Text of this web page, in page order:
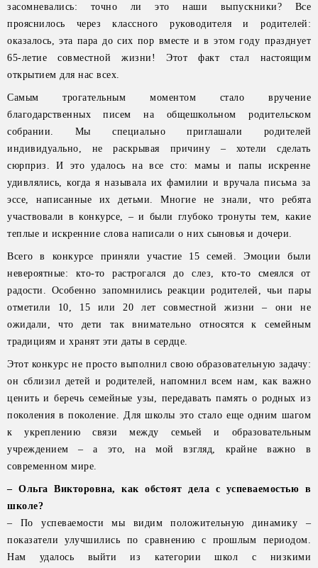
засомневались: точно ли это наши выпускники? Все
прояснилось через классного руководителя и родителей:
оказалось, эта пара до сих пор вместе и в этом году празднует
65-летие совместной жизни! Этот факт стал настоящим
открытием для нас всех.
Самым трогательным моментом стало вручение
благодарственных писем на общешкольном родительском
собрании. Мы специально приглашали родителей
индивидуально, не раскрывая причину – хотели сделать
сюрприз. И это удалось на все сто: мамы и папы искренне
удивлялись, когда я называла их фамилии и вручала письма за
эссе, написанные их детьми. Многие не знали, что ребята
участвовали в конкурсе, – и были глубоко тронуты тем, какие
теплые и искренние слова написали о них сыновья и дочери.
Всего в конкурсе приняли участие 15 семей. Эмоции были
невероятные: кто-то растрогался до слез, кто-то смеялся от
радости. Особенно запомнились реакции родителей, чьи пары
отметили 10, 15 или 20 лет совместной жизни – они не
ожидали, что дети так внимательно относятся к семейным
традициям и хранят эти даты в сердце.
Этот конкурс не просто выполнил свою образовательную задачу:
он сблизил детей и родителей, напомнил всем нам, как важно
ценить и беречь семейные узы, передавать память о родных из
поколения в поколение. Для школы это стало еще одним шагом
к укреплению связи между семьей и образовательным
учреждением – а это, на мой взгляд, крайне важно в
современном мире.
– Ольга Викторовна, как обстоят дела с успеваемостью в
школе?
– По успеваемости мы видим положительную динамику –
показатели улучшились по сравнению с прошлым периодом.
Нам удалось выйти из категории школ с низкими